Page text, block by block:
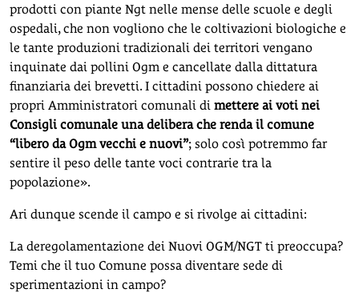
prodotti con piante Ngt nelle mense delle scuole e degli
ospedali, che non vogliono che le coltivazioni biologiche e
le tante produzioni tradizionali dei territori vengano
inquinate dai pollini Ogm e cancellate dalla dittatura
finanziaria dei brevetti. I cittadini possono chiedere ai
propri Amministratori comunali di mettere ai voti nei
Consigli comunale una delibera che renda il comune
“libero da Ogm vecchi e nuovi”; solo così potremmo far
sentire il peso delle tante voci contrarie tra la
popolazione».
Ari dunque scende il campo e si rivolge ai cittadini:
La deregolamentazione dei Nuovi OGM/NGT ti preoccupa?
Temi che il tuo Comune possa diventare sede di
sperimentazioni in campo?